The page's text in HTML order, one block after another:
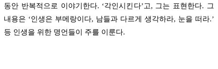
동안 반복적으로 이야기한다. ‘각인시킨다’고, 그는 표현한다. 그
내용은 ‘인생은 부메랑이다, 남들과 다르게 생각하라, 눈을 떠라.’
등 인생을 위한 명언들이 주를 이룬다.